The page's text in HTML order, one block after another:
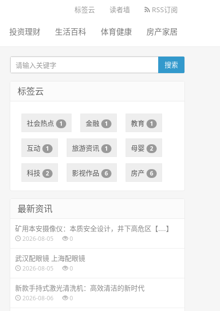
标签云 读者墙 RSS订阅
投资理财 生活百科 体育健康 房产家居
搜索
标签云
社会热点 1 金融 1 教育 1
互动 1 旅游资讯 1 母婴 2
科技 2 影视作品 6 房产 6
最新资讯
矿用本安摄像仪：本质安全设计，井下高危区【....】
2026-08-05 0
武汉配眼镜 上海配眼镜
2026-08-05 0
新款手持式激光清洗机：高效清洁的新时代
2026-08-06 0